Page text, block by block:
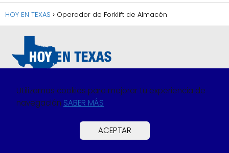
HOY EN TEXAS Operador de Forklift de Almacén
Política de Privacidad
Política de Cookies
Preguntas Frecuentes
Utilizamos cookies para mejorar tu experiencia de
navegación SABER MÁS
ACEPTAR